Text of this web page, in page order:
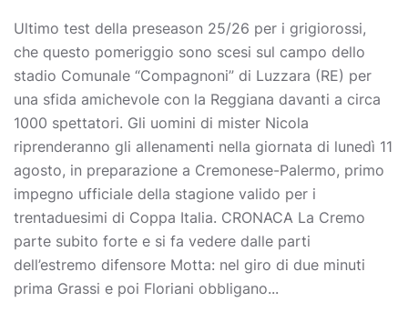
Ultimo test della preseason 25/26 per i grigiorossi,
che questo pomeriggio sono scesi sul campo dello
stadio Comunale “Compagnoni” di Luzzara (RE) per
una sfida amichevole con la Reggiana davanti a circa
1000 spettatori. Gli uomini di mister Nicola
riprenderanno gli allenamenti nella giornata di lunedì 11
agosto, in preparazione a Cremonese-Palermo, primo
impegno ufficiale della stagione valido per i
trentaduesimi di Coppa Italia. CRONACA La Cremo
parte subito forte e si fa vedere dalle parti
dell’estremo difensore Motta: nel giro di due minuti
prima Grassi e poi Floriani obbligano...